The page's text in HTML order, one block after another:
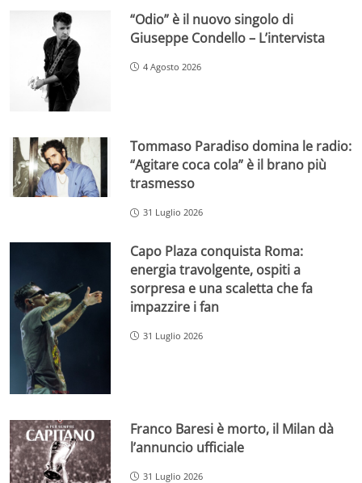
“Odio” è il nuovo singolo di
Giuseppe Condello – L’intervista
4 Agosto 2026
Tommaso Paradiso domina le radio:
“Agitare coca cola” è il brano più
trasmesso
31 Luglio 2026
Capo Plaza conquista Roma:
energia travolgente, ospiti a
sorpresa e una scaletta che fa
impazzire i fan
31 Luglio 2026
Franco Baresi è morto, il Milan dà
l’annuncio ufficiale
31 Luglio 2026